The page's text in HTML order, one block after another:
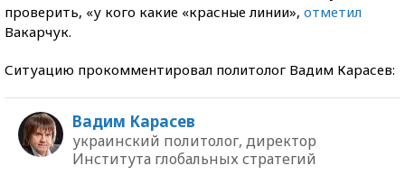
проверить, «у кого какие «красные линии», отметил
Вакарчук.
Ситуацию прокомментировал политолог Вадим Карасев:
Вадим Карасев
украинский политолог, директор
Института глобальных стратегий